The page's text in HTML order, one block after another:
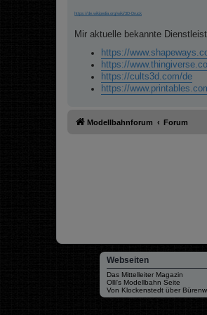
https://de.wikipedia.org/wiki/3D-Druck
Mir aktuelle bekannte
https://
https://
https://cults3d.com/de
https://
Modellbahnforum Forum
Webseiten
Das Mittelleiter Magazin
Olli's Modellbahn Seite
Von Klockenstedt über